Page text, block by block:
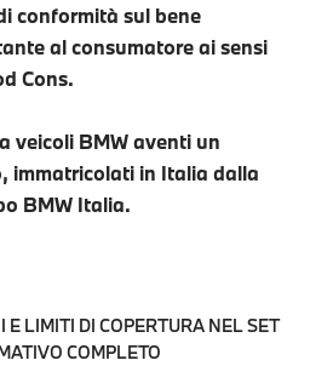
conformità sul bene
al consumatore ai sensi
Cons.
veicoli BMW aventi un
immatricolati in Italia dalla
BMW Italia.
E LIMITI DI COPERTURA NEL SET
COMPLETO